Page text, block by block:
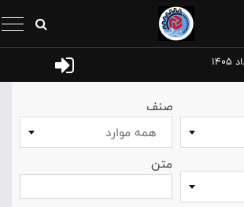
صنف
همه موارد
متن